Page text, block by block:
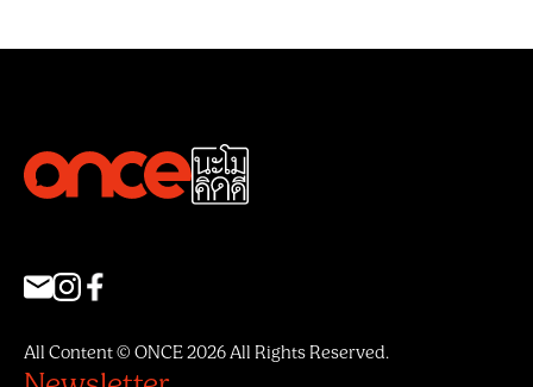
All Content © ONCE 2026 All Rights Reserved.